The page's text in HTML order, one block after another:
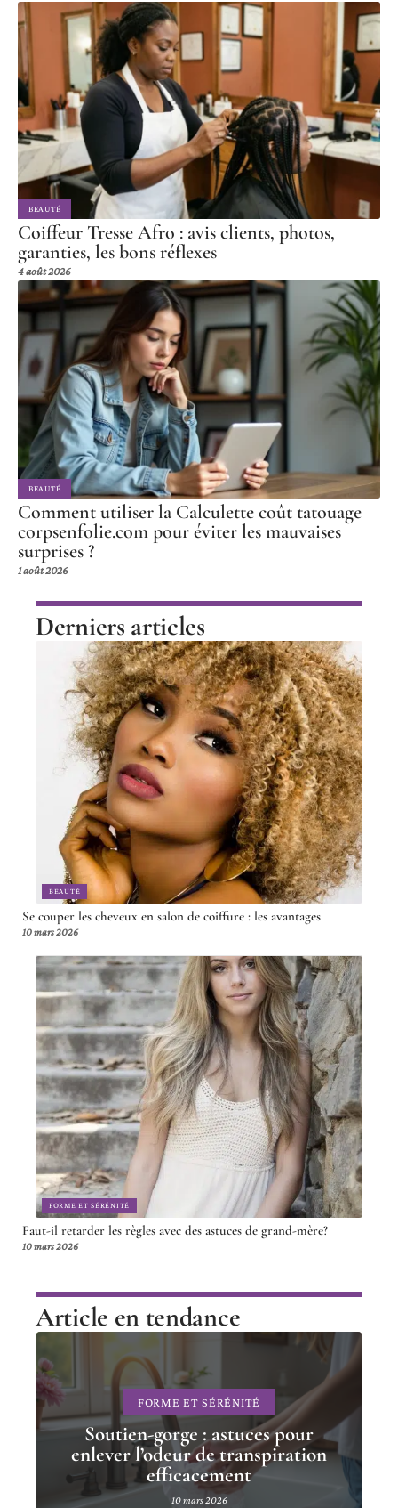
BEAUTÉ
Coiffeur Tresse Afro : avis clients, photos,
garanties, les bons réflexes
4 août 2026
BEAUTÉ
Comment utiliser la Calculette coût tatouage
corpsenfolie.com pour éviter les mauvaises
surprises ?
1 août 2026
Derniers articles
BEAUTÉ
Se couper les cheveux en salon de coiffure : les avantages
10 mars 2026
FORME ET SÉRÉNITÉ
Faut-il retarder les règles avec des astuces de grand-mère?
10 mars 2026
Article en tendance
FORME ET SÉRÉNITÉ
Soutien-gorge : astuces pour
enlever l’odeur de transpiration
efficacement
10 mars 2026